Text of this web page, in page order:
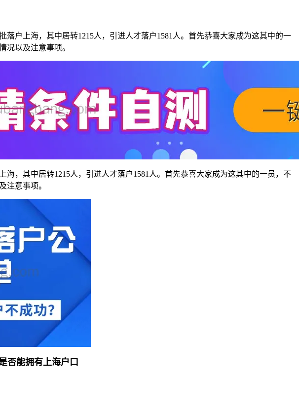
户上海，其中居转1215人，引进人才落户1581人。首先恭喜大家成为这其中的一
况以及注意事项。
海，其中居转1215人，引进人才落户1581人。首先恭喜大家成为这其中的一员，不
注意事项。
否能拥有上海户口